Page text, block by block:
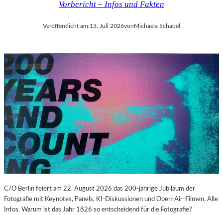
Vorbericht – Infos und Fakten
Veröffentlicht am:13. Juli 2026von Michaela Schabel
C/O Berlin feiert am 22. August 2026 das 200-jährige Jubiläum der
Fotografie mit Keynotes, Panels, KI-Diskussionen und Open-Air-Filmen. Alle
Infos. Warum ist das Jahr 1826 so entscheidend für die Fotografie?